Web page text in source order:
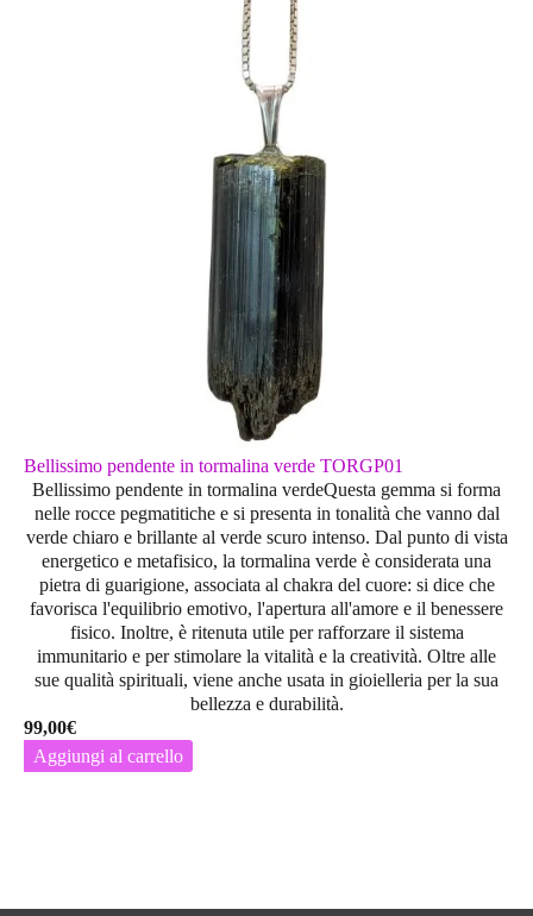
Bellissimo pendente in tormalina verde TORGP01
Bellissimo pendente in tormalina verdeQuesta gemma si forma
nelle rocce pegmatitiche e si presenta in tonalità che vanno dal
verde chiaro e brillante al verde scuro intenso. Dal punto di vista
energetico e metafisico, la tormalina verde è considerata una
pietra di guarigione, associata al chakra del cuore: si dice che
favorisca l'equilibrio emotivo, l'apertura all'amore e il benessere
fisico. Inoltre, è ritenuta utile per rafforzare il sistema
immunitario e per stimolare la vitalità e la creatività. Oltre alle
sue qualità spirituali, viene anche usata in gioielleria per la sua
bellezza e durabilità.
99,00€
Aggiungi al carrello